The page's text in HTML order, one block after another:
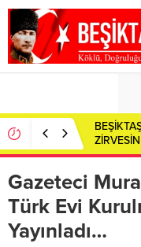
Gazeteci
Türk Evi
Yayınladı…